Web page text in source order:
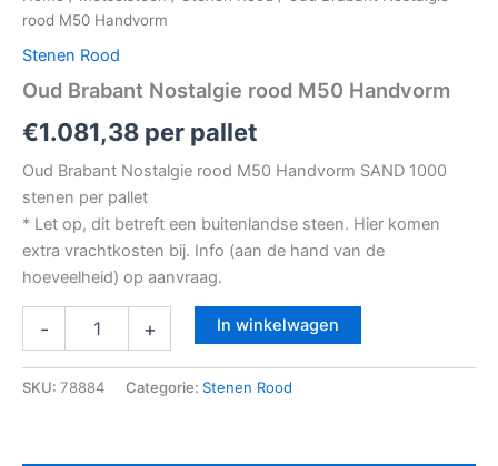
rood M50 Handvorm
Stenen Rood
Oud Brabant Nostalgie rood M50 Handvorm
€1.081,38 per pallet
Oud Brabant Nostalgie rood M50 Handvorm SAND 1000
stenen per pallet
* Let op, dit betreft een buitenlandse steen. Hier komen
extra vrachtkosten bij. Info (aan de hand van de
hoeveelheid) op aanvraag.
- + In winkelwagen
SKU: 78884 Categorie: Stenen Rood